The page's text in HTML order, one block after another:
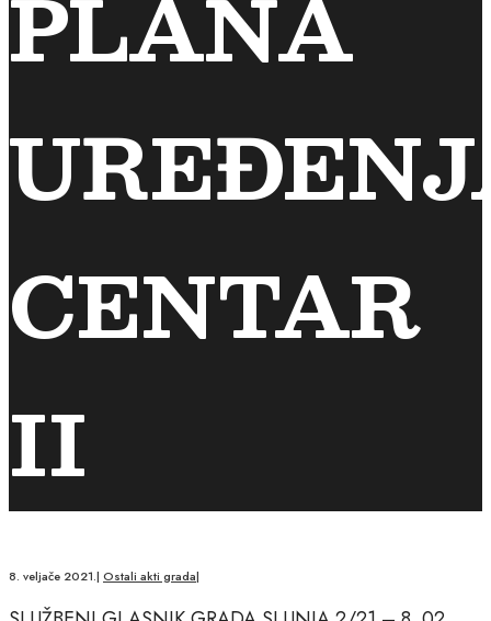
PLANA
CENTAR
II
8. veljače 2021.| Ostali akti grada|